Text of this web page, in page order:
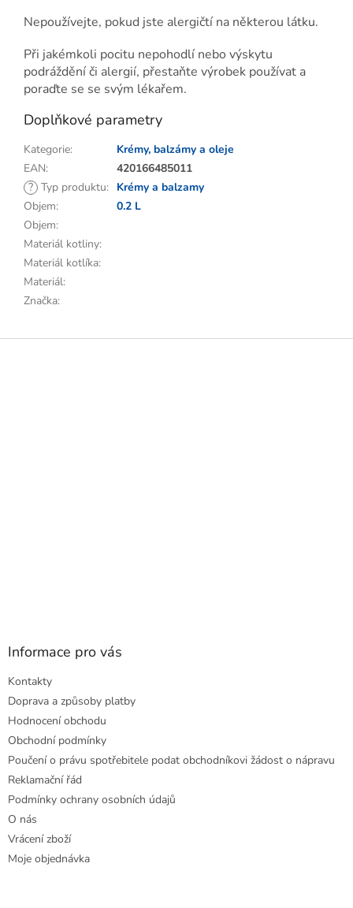
Nepoužívejte, pokud jste alergičtí na některou látku.
Při jakémkoli pocitu nepohodlí nebo výskytu
podráždění či alergií, přestaňte výrobek používat a
poraďte se se svým lékařem.
Doplňkové parametry
Kategorie:
Krémy, balzámy a oleje
EAN:
420166485011
? Typ produktu: Krémy a balzamy
Objem:
0.2 L
Objem:
Materiál kotliny:
Materiál kotlíka:
Materiál:
Značka:
Z
Informace pro vás
Kontakty
Doprava a způsoby platby
Hodnocení obchodu
Obchodní podmínky
Poučení o právu spotřebitele podat obchodníkovi žádost o nápravu
Reklamační řád
Podmínky ochrany osobních údajů
O nás
Vrácení zboží
Moje objednávka